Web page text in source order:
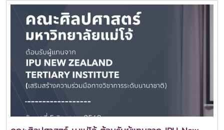
มหาวิทยาลัยแม่โจ้โอกาสนี้ได้รับเกียรติจาก อาจารย์ ดร.ศรัณย์
จันทร์ทะเล คณบดีคณะศิลปศาสตร์ เป็นประธานในพิธีเปิด
กิจกรรม พร้อมกล่าวต้อนรับและให้โอวาทแก่นักศึกษาใหม่ เพื่อ
สร้างขวัญกำลังใจในการเริ่มต้นชีวิตในรั้วมหาวิทยาลัย และส่ง
เสริมการมีส่วนร่วมในกิจกรรมของคณะกิจกรรมดังกล่าวสะท้อน
ถึงความมุ่งมั่นของคณะศิลปศาสตร์ในการส่งเสริมการพัฒนา
นักศึกษาให้มีทั้งความรู้ ความสามารถ ทักษะการทำงานร่วมกับผู้
อื่น และความภาคภูมิใจในการเป็นส่วนหนึ่งของครอบครัว
ศิลปศาสตร์ มหาวิทยาลัยแม่โจ้ ผ่านกิจกรรมสร้างสรรค์ที่ช่วย
เสริมสร้างความผูกพันระหว่างรุ่นพี่และรุ่นน้องอย่างอบอุ่นและ
ประทับใจ.ขอบคุณภาพบรรยากาศจากน้องๆ ทีมสโมสรนักศึกษา